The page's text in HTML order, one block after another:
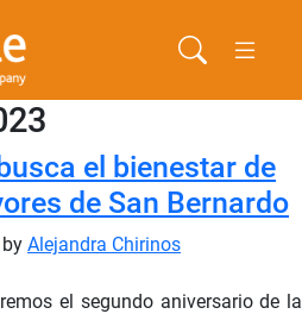
el bienestar de
de San Bernardo
by Alejandra Chirinos
el segundo aniversario de la